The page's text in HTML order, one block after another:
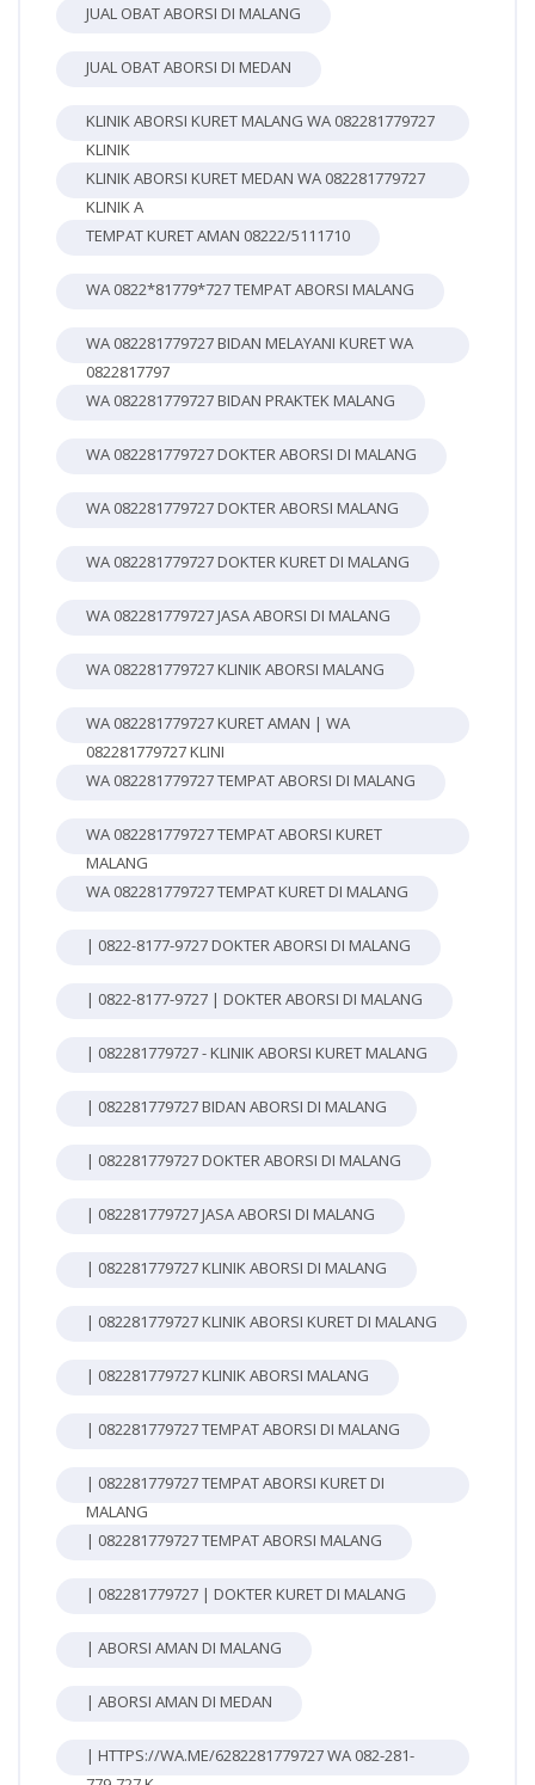
JUAL OBAT ABORSI DI MALANG
JUAL OBAT ABORSI DI MEDAN
KLINIK ABORSI KURET MALANG WA 082281779727
KLINIK
KLINIK ABORSI KURET MEDAN WA 082281779727
KLINIK A
TEMPAT KURET AMAN 08222/5111710
WA 0822*81779*727 TEMPAT ABORSI MALANG
WA 082281779727 BIDAN MELAYANI KURET WA
0822817797
WA 082281779727 BIDAN PRAKTEK MALANG
WA 082281779727 DOKTER ABORSI DI MALANG
WA 082281779727 DOKTER ABORSI MALANG
WA 082281779727 DOKTER KURET DI MALANG
WA 082281779727 JASA ABORSI DI MALANG
WA 082281779727 KLINIK ABORSI MALANG
WA 082281779727 KURET AMAN | WA
082281779727 KLINI
WA 082281779727 TEMPAT ABORSI DI MALANG
WA 082281779727 TEMPAT ABORSI KURET
MALANG
WA 082281779727 TEMPAT KURET DI MALANG
| 0822-8177-9727 DOKTER ABORSI DI MALANG
| 0822-8177-9727 | DOKTER ABORSI DI MALANG
| 082281779727 - KLINIK ABORSI KURET MALANG
| 082281779727 BIDAN ABORSI DI MALANG
| 082281779727 DOKTER ABORSI DI MALANG
| 082281779727 JASA ABORSI DI MALANG
| 082281779727 KLINIK ABORSI DI MALANG
| 082281779727 KLINIK ABORSI KURET DI MALANG
| 082281779727 KLINIK ABORSI MALANG
| 082281779727 TEMPAT ABORSI DI MALANG
| 082281779727 TEMPAT ABORSI KURET DI
MALANG
| 082281779727 TEMPAT ABORSI MALANG
| 082281779727 | DOKTER KURET DI MALANG
| ABORSI AMAN DI MALANG
| ABORSI AMAN DI MEDAN
| HTTPS://WA.ME/6282281779727 WA 082-281-